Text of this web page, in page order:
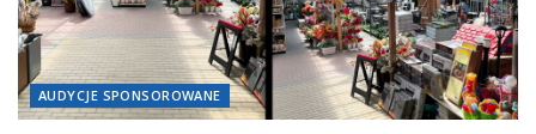
AUDYCJE SPONSOROWANE